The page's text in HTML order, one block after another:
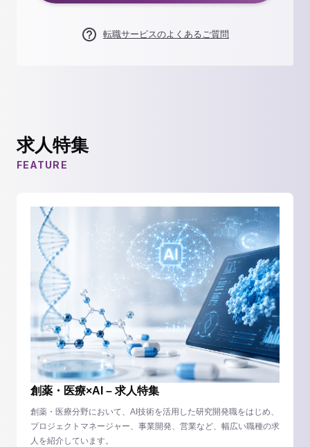
転職サービスのよくあるご質問
求人特集
FEATURE
創薬・医療×AI – 求人特集
創薬・医療分野において、AI技術を活用した研究開発職をはじめ、
プロジェクトマネージャー、事業開発、営業など、幅広い職種の求
人を紹介しています。